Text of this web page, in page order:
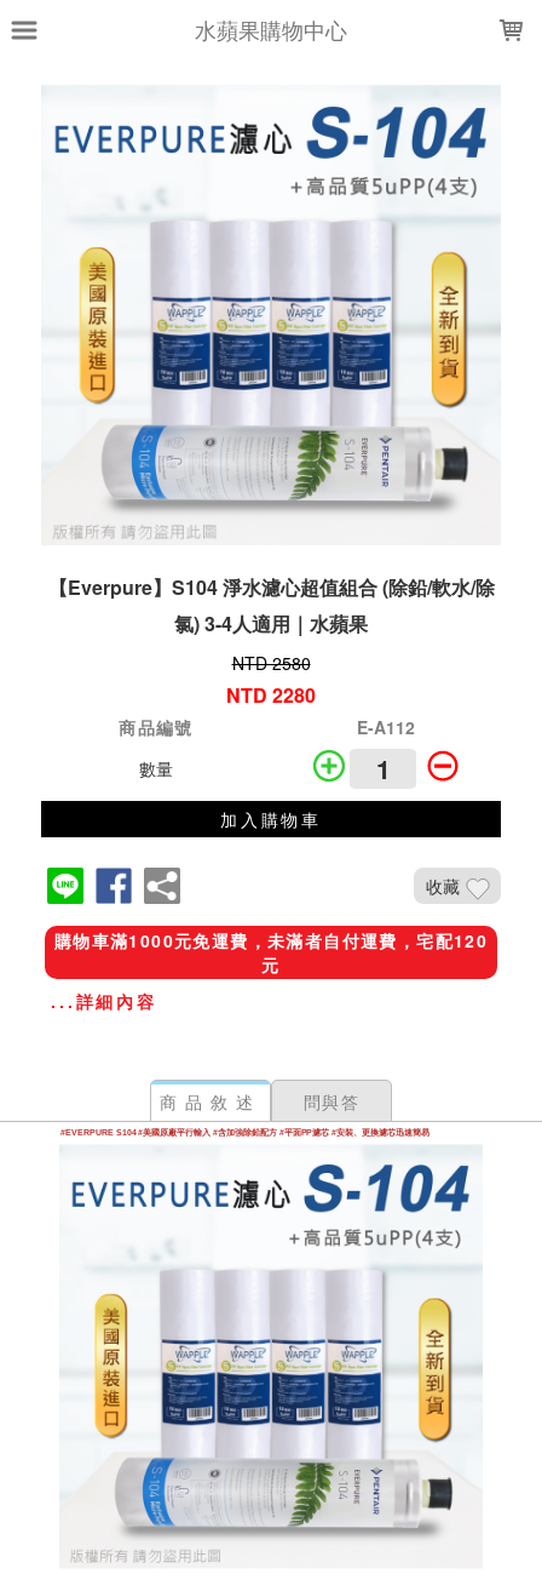
水蘋果購物中心
【Everpure】S104 淨水濾心超值組合 (除鉛/軟水/除
氯) 3-4人適用｜水蘋果
NTD 2580
NTD 2280
商品編號
E-A112
數量
加入購物車
收藏
購物車滿1000元免運費，未滿者自付運費，宅配120
元
...詳細內容
商品敘述 問與答